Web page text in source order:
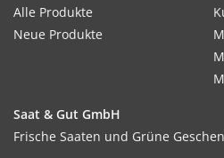
Alle Produkte
Neue Produkte
Saat & Gut GmbH
Frische Saaten und Grüne